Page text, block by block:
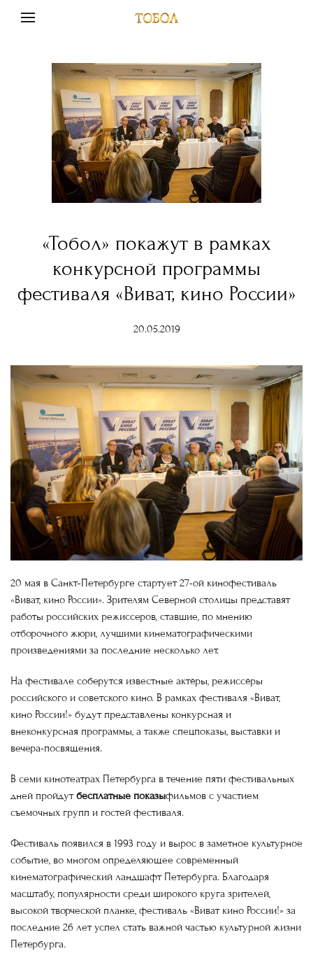
«Тобол» покажут в рамках
конкурсной программы
фестиваля «Виват, кино России»
20.05.2019
20 мая в Санкт-Петербурге стартует 27-ой кинофестиваль
«Виват, кино России». Зрителям Северной столицы представят
работы российских режиссеров, ставшие, по мнению
отборочного жюри, лучшими кинематографическими
произведениями за последние несколько лет.
На фестивале соберутся известные актёры, режиссёры
российского и советского кино. В рамках фестиваля «Виват,
кино России!» будут представлены конкурсная и
внеконкурсная программы, а также спецпоказы, выставки и
вечера-посвящения.
В семи кинотеатрах Петербурга в течение пяти фестивальных
дней пройдутбесплатные показыфильмов с участием
съемочных групп и гостей фестиваля.
Фестиваль появился в 1993 году и вырос в заметное культурное
событие, во многом определяющее современный
кинематографический ландшафт Петербурга. Благодаря
масштабу, популярности среди широкого круга зрителей,
высокой творческой планке, фестиваль «Виват кино России!» за
последние 26 лет успел стать важной частью культурной жизни
Петербурга.